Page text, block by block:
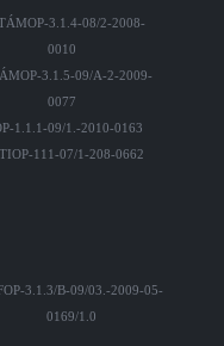
3.1.4-08/2-2008-
0010
3.1.5-09/A-2-2009-
0077
1.1.1-09/1.-2010-0163
TIOP-111-07/1-208-0662
3.1.3/B-09/03.-2009-05-
0169/1.0